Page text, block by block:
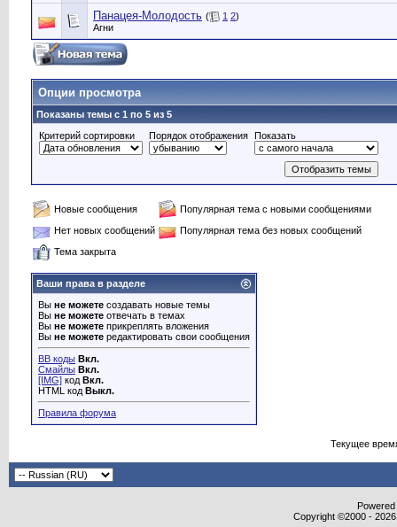
Панацея-Молодость ( 1 2)
Агни
Опции просмотра
Показаны темы с 1 по 5 из 5
Критерий сортировки
Порядок отображения Показать
Новые сообщения
Популярная тема с новыми сообщениями
Нет новых сообщений
Популярная тема без новых сообщений
Тема закрыта
Ваши права в разделе
Вы не можете создавать новые темы
Вы не можете отвечать в темах
Вы не можете прикреплять вложения
Вы не можете редактировать свои сообщения
BB коды Вкл.
Смайлы Вкл.
[IMG] код Вкл.
HTML код Выкл.
Правила форума
Текущее
Copyright ©2000 -